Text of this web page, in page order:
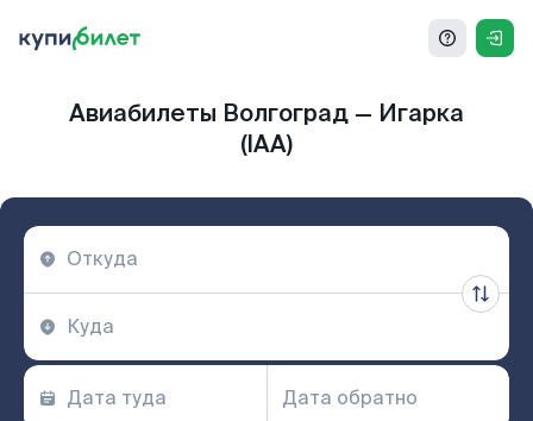
Авиабилеты Волгоград — Игарка
(IAA)